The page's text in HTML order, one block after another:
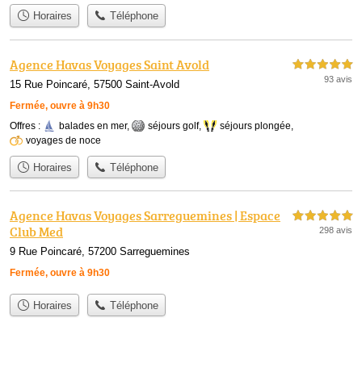
Horaires Téléphone
Agence Havas Voyages Saint Avold
15 Rue Poincaré, 57500 Saint-Avold
Fermée, ouvre à 9h30
5,0 étoiles sur 5
93 avis
Offres : balades en mer, séjours golf, séjours plongée
voyages de noce
Horaires Téléphone
Agence Havas Voyages Sarreguemines | Espace
Club Med
9 Rue Poincaré, 57200 Sarreguemines
Fermée, ouvre à 9h30
5,0 étoiles sur 5
298 avis
Horaires Téléphone